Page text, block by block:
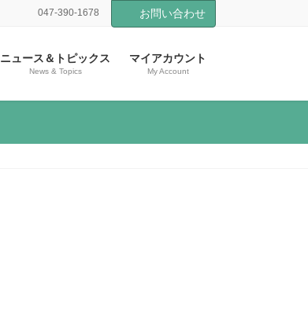
047-390-1678 お問い合わせ
ニュース＆トピックス
News & Topics
マイアカウント
My Account